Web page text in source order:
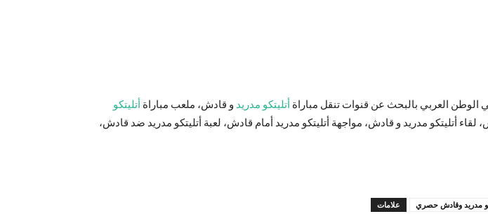
العربي بالبحث عن قنوات تنقل مباراةأتليتكو مدريدو قادش، ملعب مباراةأتليتكو
أتليتكو مدريد و قادش، مواجهة أتليتكو مدريد أمام قادش، لعبة أتليتكو مدريد ضد قادش،
علامات مدريد وقادش حصري